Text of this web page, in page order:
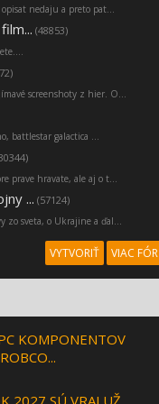
nedaju a preto pat...
(48853)
screenshoty z hier. O...
battlestar galactica ...
prave hravate, ale aj o t...
... (57124)
zo sveta, o Ukrajine a ďal...
VYTVORIŤ VIAC FÓR
KOMPONENTOV
2027 SÚ VRAJ UŽ